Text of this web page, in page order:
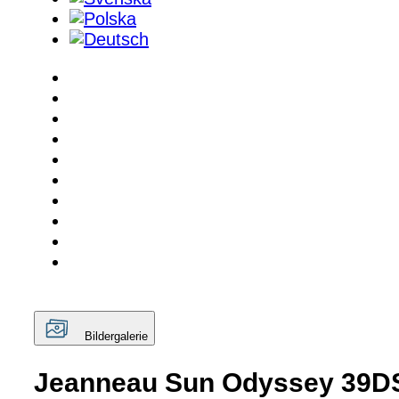
Bildergalerie
Jeanneau Sun Odyssey